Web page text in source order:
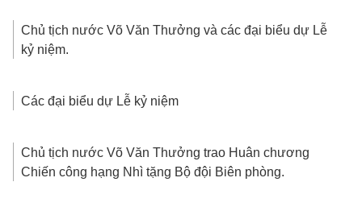
Chủ tịch nước Võ Văn Thưởng và các đại biểu dự Lễ
kỷ niệm.
Các đại biểu dự Lễ kỷ niệm
Chủ tịch nước Võ Văn Thưởng trao Huân chương
Chiến công hạng Nhì tặng Bộ đội Biên phòng.